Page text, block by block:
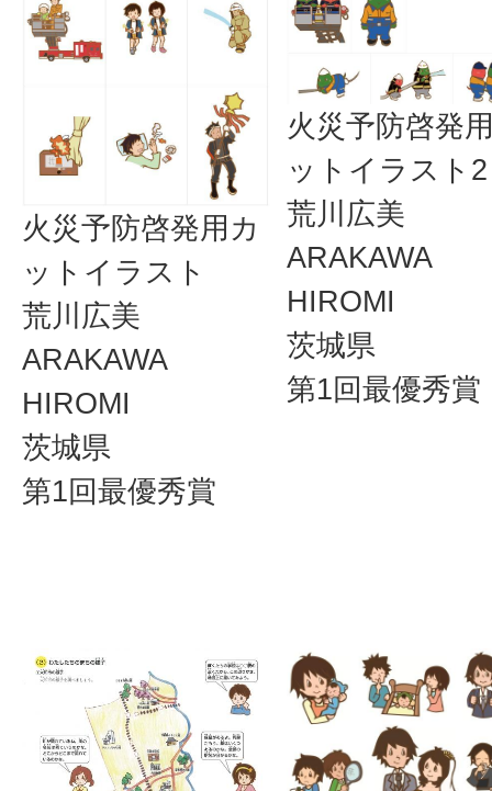
火災予防啓発用カ
ットイラスト
荒川広美
ARAKAWA
HIROMI
茨城県
第1回最優秀賞
火災予防啓発
ットイラスト2
荒川広美
ARAKAWA
HIROMI
茨城県
第1回最優秀賞